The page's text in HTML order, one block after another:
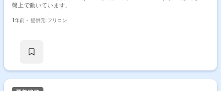
盤上で動いています。
1年前・ 提供元: フリコン